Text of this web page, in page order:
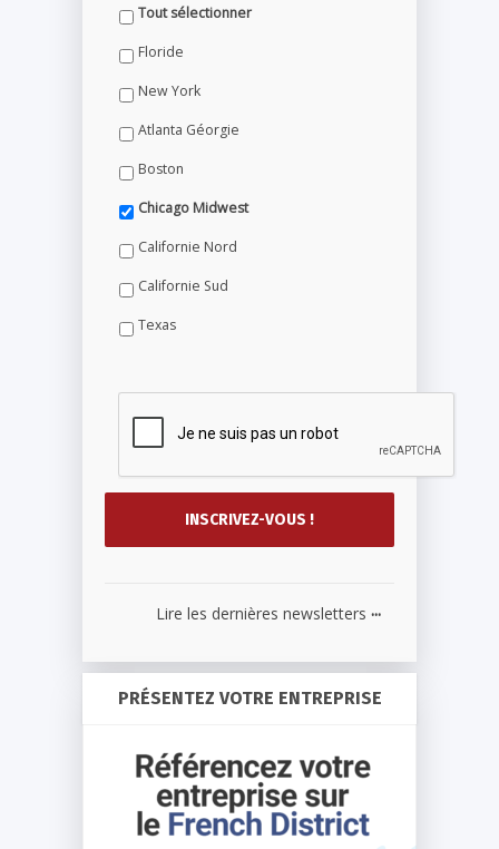
Tout sélectionner
Floride
New York
Atlanta Géorgie
Boston
Chicago Midwest
Californie Nord
Californie Sud
Texas
Lire les dernières newsletters ...
PRÉSENTEZ VOTRE ENTREPRISE